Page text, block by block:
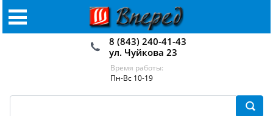
8 (843) 240-41-43
ул. Чуйкова 23
Время работы:
Пн-Вс 10-19